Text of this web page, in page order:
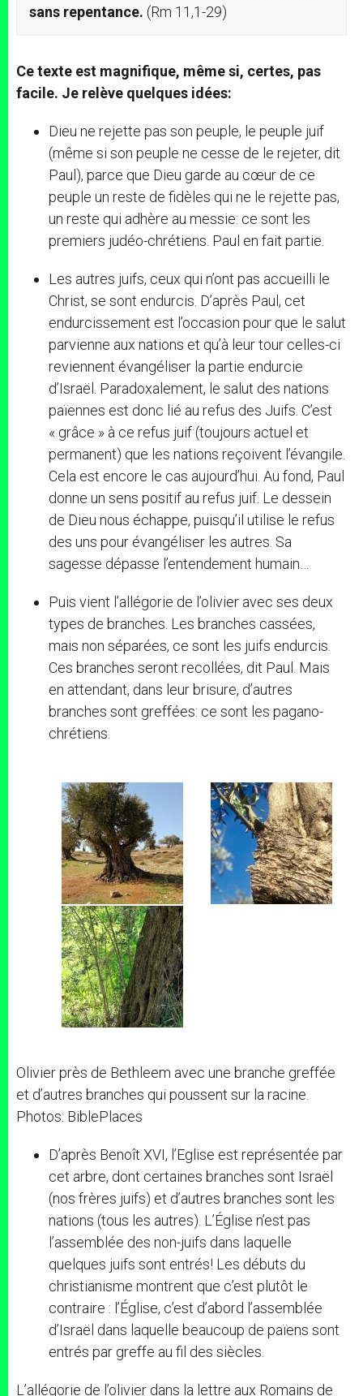
sans repentance. (Rm 11,1-29)
Ce texte est magnifique, même si, certes, pas
facile. Je relève quelques idées:
Dieu ne rejette pas son peuple, le peuple juif
(même si son peuple ne cesse de le rejeter, dit
Paul), parce que Dieu garde au cœur de ce
peuple un reste de fidèles qui ne le rejette pas,
un reste qui adhère au messie: ce sont les
premiers judéo-chrétiens. Paul en fait partie.
Les autres juifs, ceux qui n’ont pas accueilli le
Christ, se sont endurcis. D’après Paul, cet
endurcissement est l’occasion pour que le salut
parvienne aux nations et qu’à leur tour celles-ci
reviennent évangéliser la partie endurcie
d’Israël. Paradoxalement, le salut des nations
païennes est donc lié au refus des Juifs. C’est
« grâce » à ce refus juif (toujours actuel et
permanent) que les nations reçoivent l’évangile.
Cela est encore le cas aujourd’hui. Au fond, Paul
donne un sens positif au refus juif. Le dessein
de Dieu nous échappe, puisqu’il utilise le refus
des uns pour évangéliser les autres. Sa
sagesse dépasse l’entendement humain…
Puis vient l’allégorie de l’olivier avec ses deux
types de branches. Les branches cassées,
mais non séparées, ce sont les juifs endurcis.
Ces branches seront recollées, dit Paul. Mais
en attendant, dans leur brisure, d’autres
branches sont greffées: ce sont les pagano-
chrétiens.
Olivier près de Bethleem avec une branche greffée
et d’autres branches qui poussent sur la racine.
Photos: BiblePlaces
D’après Benoît XVI, l’Eglise est représentée par
cet arbre, dont certaines branches sont Israël
(nos frères juifs) et d’autres branches sont les
nations (tous les autres). L’Église n’est pas
l’assemblée des non-juifs dans laquelle
quelques juifs sont entrés! Les débuts du
christianisme montrent que c’est plutôt le
contraire : l’Église, c’est d’abord l’assemblée
d’Israël dans laquelle beaucoup de païens sont
entrés par greffe au fil des siècles.
L’allégorie de l’olivier dans la lettre aux Romains de